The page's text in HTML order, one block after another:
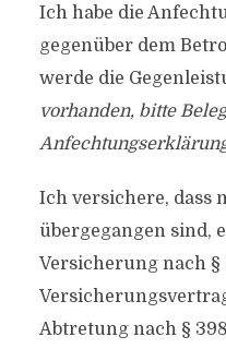
Ich habe die
gegenüber dem
werde die
vorhanden, bitte
Ich versichere, dass
übergegangen sind,
Versicherung nach §
Abtretung nach §